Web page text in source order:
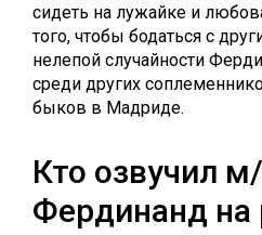
сидеть на лужайке и
того, чтобы бодаться с
нелепой случайности
среди других
быков в Мадриде.
Кто озвучил
Фердинанд на